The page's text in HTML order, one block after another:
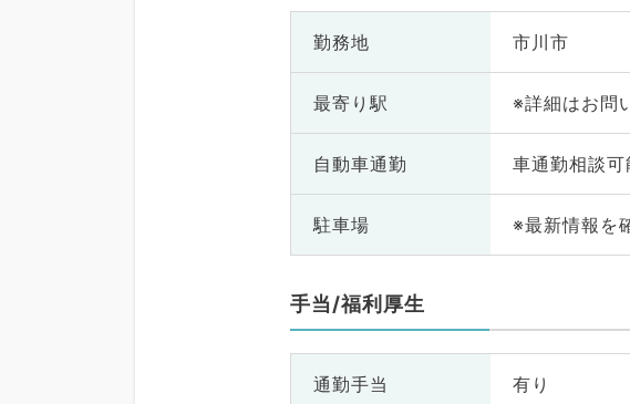
勤務地 市川市
最寄り駅 ※詳細はお問
自動車通勤 車通勤相談可
駐車場 ※最新情報を
手当/福利厚生
通勤手当 有り